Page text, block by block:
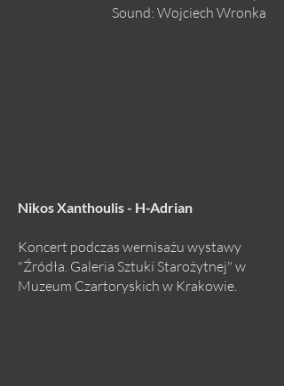
Sound: Wojciech Wronka
Nikos Xanthoulis - H-Adrian
Koncert podczas wernisażu wystawy
"Źródła. Galeria Sztuki Starożytnej" w
Muzeum Czartoryskich w Krakowie.